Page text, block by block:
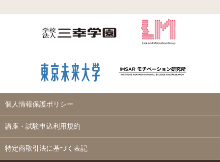
個人情報保護ポリシー
講座・試験申込利用規約
特定商取引法に基づく表記